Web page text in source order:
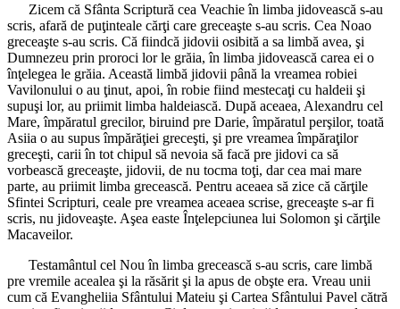
Zicem că Sfânta Scriptură cea Veachie în limba jidovească s-au
scris, afară de puţinteale cărţi care greceaşte s-au scris. Cea Noao
greceaşte s-au scris. Că fiindcă jidovii osibită a sa limbă avea, şi
Dumnezeu prin proroci lor le grăia, în limba jidovească carea ei o
înţelegea le grăia. Această limbă jidovii până la vreamea robiei
Vavilonului o au ţinut, apoi, în robie fiind mestecaţi cu haldeii şi
supuşi lor, au priimit limba haldeiască. După aceaea, Alexandru cel
Mare, împăratul grecilor, biruind pre Darie, împăratul perşilor, toată
Asiia o au supus împărăţiei greceşti, şi pre vreamea împăraţilor
greceşti, carii în tot chipul să nevoia să facă pre jidovi ca să
vorbească greceaşte, jidovii, de nu tocma toţi, dar cea mai mare
parte, au priimit limba grecească. Pentru aceaea să zice că cărţile
Sfintei Scripturi, ceale pre vreamea aceaea scrise, greceaşte s-ar fi
scris, nu jidoveaşte. Aşea easte Înţelepciunea lui Solomon şi cărţile
Macaveilor.
Testamântul cel Nou în limba grecească s-au scris, care limbă
pre vremile acealea şi la răsărit şi la apus de obşte era. Vreau unii
cum că Evangheliia Sfântului Mateiu şi Cartea Sfântului Pavel cătră